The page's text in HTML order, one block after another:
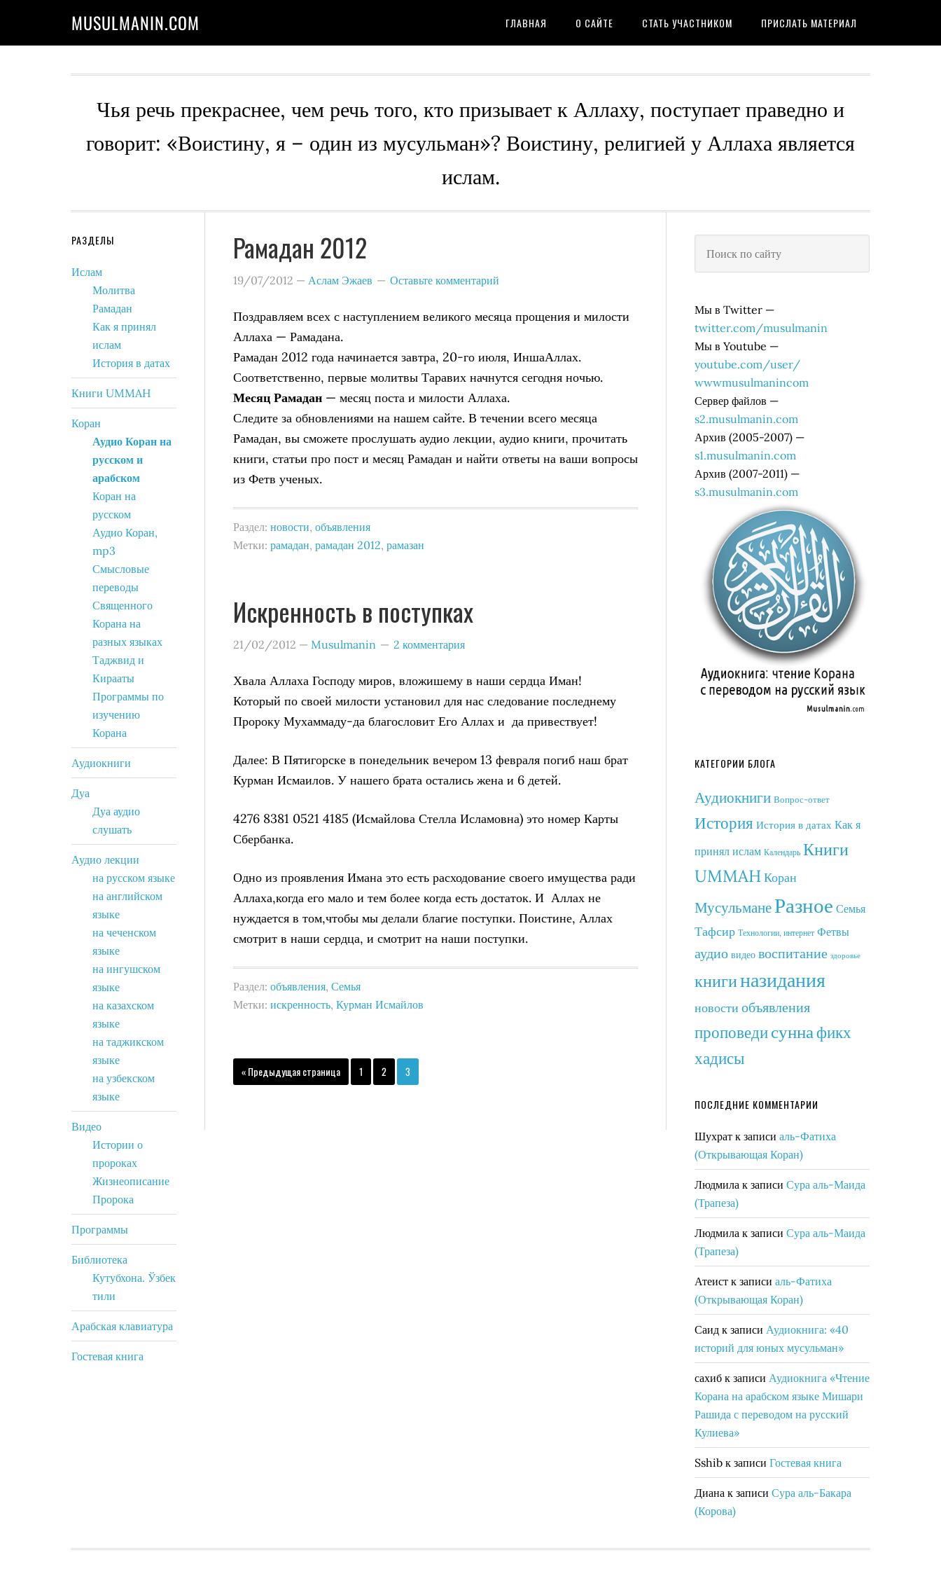
MUSULMANIN.COM ГЛАВНАЯ О САЙТЕ СТАТЬ УЧАСТНИКОМ ПРИСЛАТЬ МАТЕРИАЛ
Чья речь прекраснее, чем речь того, кто призывает к Аллаху, поступает праведно и
говорит: «Воистину, я – один из мусульман»? Воистину, религией у Аллаха является
ислам.
Рамадан 2012
19/07/2012 — Аслам Эжаев Оставьте комментарий
Поздравляем всех с наступлением великого месяца прощения и милости
Аллаха — Рамадана.
Рамадан 2012 года начинается завтра, 20-го июля, ИншаАллах.
Соответственно, первые молитвы Таравих начнутся сегодня ночью.
Месяц Рамадан — месяц поста и милости Аллаха.
Следите за обновлениями на нашем сайте. В течении всего месяца
Рамадан, вы сможете прослушать аудио лекции, аудио книги, прочитать
книги, статьи про пост и месяц Рамадан и найти ответы на ваши вопросы
из Фетв ученых.
Раздел: новости, объявления
Метки: рамадан, рамадан 2012, рамазан
Искренность в поступках
21/02/2012 — Musulmanin 2 комментария
Хвала Аллаха Господу миров, вложишему в наши сердца Иман!
Который по своей милости установил для нас следование последнему
Пророку Мухаммаду-да благословит Его Аллах и да привествует!
Далее: В Пятигорске в понедельник вечером 13 февраля погиб наш брат
Курман Исмаилов. У нашего брата остались жена и 6 детей.
4276 8381 0521 4185 (Исмайлова Стелла Исламовна) это номер Карты
Сбербанка.
Одно из проявления Имана это есть расходование своего имущества ради
Аллаха,когда его мало и тем более когда есть достаток. И Аллах не
нуждается в том,чтобы мы делали благие поступки. Поистине, Аллах
смотрит в наши сердца, и смотрит на наши поступки.
Раздел: объявления, Семья
Метки: искренность, Курман Исмайлов
« Предыдущая страница 1 2 3
Мы в Twitter —
twitter.com/musulmanin
Мы в Youtube —
youtube.com/user/
wwwmusulmanincom
Сервер файлов —
s2.musulmanin.com
Архив (2005-2007) —
s1.musulmanin.com
Архив (2007-2011) —
s3.musulmanin.com
КАТЕГОРИИ БЛОГА
Аудиокниги Вопрос-ответ
История История в датах Как я
принял ислам Календарь Книги
UMMAH Коран
МусульманеРазное Семья
Тафсир Технологии, интернет Фетвы
аудио видео воспитание здоровье
книгиназидания
новости объявления
проповедисуннафикх
хадисы
ПОСЛЕДНИЕ КОММЕНТАРИИ
Шухрат к записи аль-Фатиха
(Открывающая Коран)
Людмила к записи Сура аль-Маида
(Трапеза)
Людмила к записи Сура аль-Маида
(Трапеза)
Атеист к записи аль-Фатиха
(Открывающая Коран)
Саид к записи Аудиокнига: «40
историй для юных мусульман»
сахиб к записи Аудиокнига «Чтение
Корана на арабском языке Мишари
Рашида с переводом на русский
Кулиева»
Sshib к записи Гостевая книга
Диана к записи Сура аль-Бакара
(Корова)
РАЗДЕЛЫ
Ислам
Молитва
Рамадан
Как я принял
ислам
История в датах
Книги UMMAH
Коран
Аудио Коран на
русском и
арабском
Коран на
русском
Аудио Коран,
mp3
Смысловые
переводы
Священного
Корана на
разных языках
Таджвид и
Кирааты
Программы по
изучению
Корана
Аудиокниги
Дуа
Дуа аудио
слушать
Аудио лекции
на русском языке
на английском
языке
на чеченском
языке
на ингушском
языке
на казахском
языке
на таджикском
языке
на узбекском
языке
Видео
Истории о
пророках
Жизнеописание
Пророка
Программы
Библиотека
Кутубхона. Ўзбек
тили
Арабская клавиатура
Гостевая книга